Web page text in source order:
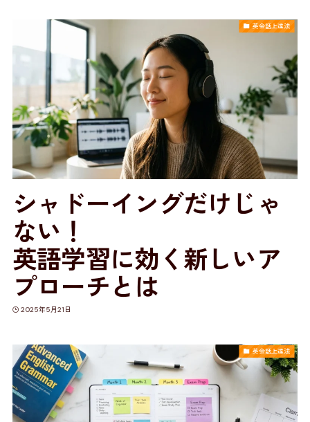
英会話上達法
シャドーイングだけじゃ
ない！
英語学習に効く新しいア
プローチとは
2025年5月21日
英会話上達法